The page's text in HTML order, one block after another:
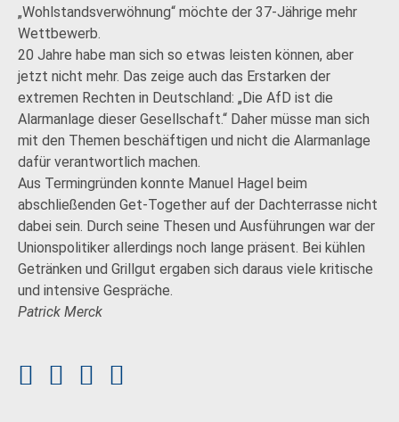
„Wohlstandsverwöhnung“ möchte der 37-Jährige mehr
Wettbewerb.
20 Jahre habe man sich so etwas leisten können, aber
jetzt nicht mehr. Das zeige auch das Erstarken der
extremen Rechten in Deutschland: „Die AfD ist die
Alarmanlage dieser Gesellschaft.“ Daher müsse man sich
mit den Themen beschäftigen und nicht die Alarmanlage
dafür verantwortlich machen.
Aus Termingründen konnte Manuel Hagel beim
abschließenden Get-Together auf der Dachterrasse nicht
dabei sein. Durch seine Thesen und Ausführungen war der
Unionspolitiker allerdings noch lange präsent. Bei kühlen
Getränken und Grillgut ergaben sich daraus viele kritische
und intensive Gespräche.
Patrick Merck